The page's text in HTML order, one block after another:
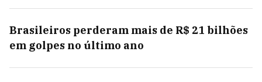
Brasileiros perderam mais de R$ 21 bilhões
em golpes no último ano